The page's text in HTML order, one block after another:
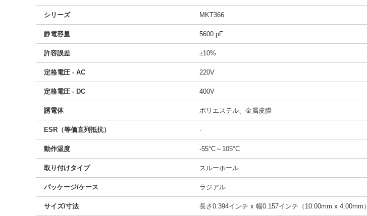
シリーズ MKT366
静電容量 5600 pF
許容誤差 ±10%
定格電圧 - AC 220V
定格電圧 - DC 400V
誘電体 ポリエステル、金属皮膜
ESR（等価直列抵抗） -
動作温度 -55°C～105°C
取り付けタイプ スルーホール
パッケージ/ケース ラジアル
サイズ/寸法 長さ0.394インチ x 幅0.157インチ（10.00mm x 4.00mm）